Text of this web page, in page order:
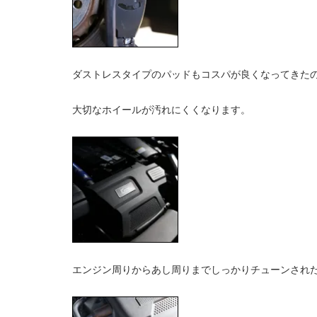
ダストレスタイプのパッドもコスパが良くなってきた
大切なホイールが汚れにくくなります。
エンジン周りからあし周りまでしっかりチューンされ